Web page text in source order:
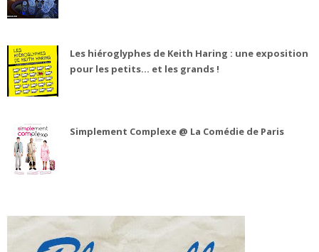
Les hiéroglyphes de Keith Haring : une exposition
pour les petits... et les grands !
Simplement Complexe @ La Comédie de Paris